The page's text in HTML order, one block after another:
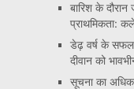
बारिश के
प्राथमिकता:
डेढ़ वर्ष के
दीवान को
सूचना का